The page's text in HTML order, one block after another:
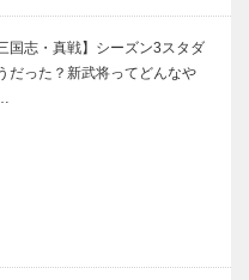
三国志・真戦】シーズン3スタダ
だった？新武将ってどんなや